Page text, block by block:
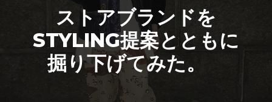
ストアブランドを
STYLING提案とともに
掘り下げてみた。